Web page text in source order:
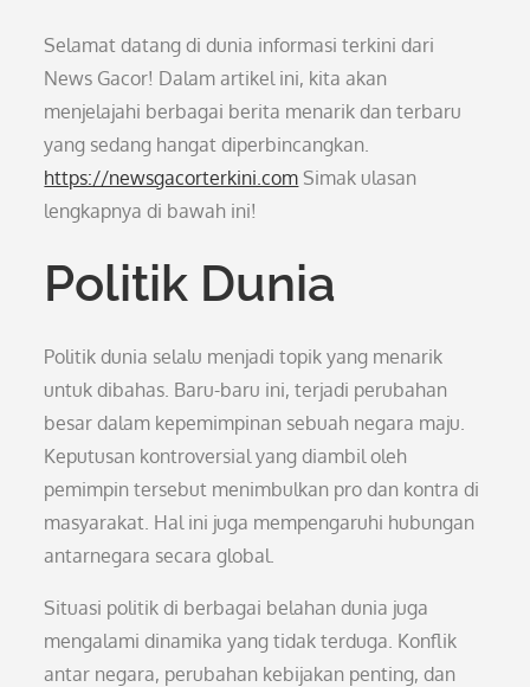
Selamat datang di dunia informasi terkini dari
News Gacor! Dalam artikel ini, kita akan
menjelajahi berbagai berita menarik dan terbaru
yang sedang hangat diperbincangkan.
https://newsgacorterkini.com Simak ulasan
lengkapnya di bawah ini!
Politik Dunia
Politik dunia selalu menjadi topik yang menarik
untuk dibahas. Baru-baru ini, terjadi perubahan
besar dalam kepemimpinan sebuah negara maju.
Keputusan kontroversial yang diambil oleh
pemimpin tersebut menimbulkan pro dan kontra di
masyarakat. Hal ini juga mempengaruhi hubungan
antarnegara secara global.
Situasi politik di berbagai belahan dunia juga
mengalami dinamika yang tidak terduga. Konflik
antar negara, perubahan kebijakan penting, dan